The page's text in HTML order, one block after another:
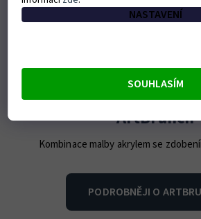
ArtBrunch
Kombinace malby akrylem se
PODROBNĚJI O
NASTAVENÍ
SOUHLASÍM